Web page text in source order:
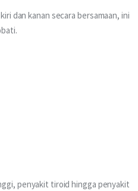
dan kanan secara bersamaan, ini
penyakit tiroid hingga penyakit